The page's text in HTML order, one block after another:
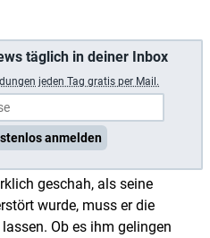
täglich in deiner Inbox
jeden Tag gratis per Mail.
anmelden
geschah, als seine
wurde, muss er die
Ob es ihm gelingen